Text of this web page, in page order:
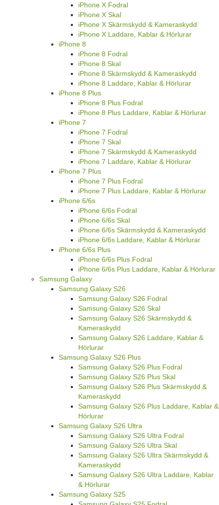
iPhone X Fodral
iPhone X Skal
iPhone X Skärmskydd & Kameraskydd
iPhone X Laddare, Kablar & Hörlurar
iPhone 8
iPhone 8 Fodral
iPhone 8 Skal
iPhone 8 Skärmskydd & Kameraskydd
iPhone 8 Laddare, Kablar & Hörlurar
iPhone 8 Plus
iPhone 8 Plus Fodral
iPhone 8 Plus Laddare, Kablar & Hörlurar
iPhone 7
iPhone 7 Fodral
iPhone 7 Skal
iPhone 7 Skärmskydd & Kameraskydd
iPhone 7 Laddare, Kablar & Hörlurar
iPhone 7 Plus
iPhone 7 Plus Fodral
iPhone 7 Plus Laddare, Kablar & Hörlurar
iPhone 6/6s
iPhone 6/6s Fodral
iPhone 6/6s Skal
iPhone 6/6s Skärmskydd & Kameraskydd
iPhone 6/6s Laddare, Kablar & Hörlurar
iPhone 6/6s Plus
iPhone 6/6s Plus Fodral
iPhone 6/6s Plus Laddare, Kablar & Hörlurar
Samsung Galaxy
Samsung Galaxy S26
Samsung Galaxy S26 Fodral
Samsung Galaxy S26 Skal
Samsung Galaxy S26 Skärmskydd &
Kameraskydd
Samsung Galaxy S26 Laddare, Kablar &
Hörlurar
Samsung Galaxy S26 Plus
Samsung Galaxy S26 Plus Fodral
Samsung Galaxy S26 Plus Skal
Samsung Galaxy S26 Plus Skärmskydd &
Kameraskydd
Samsung Galaxy S26 Plus Laddare, Kablar &
Hörlurar
Samsung Galaxy S26 Ultra
Samsung Galaxy S26 Ultra Fodral
Samsung Galaxy S26 Ultra Skal
Samsung Galaxy S26 Ultra Skärmskydd &
Kameraskydd
Samsung Galaxy S26 Ultra Laddare, Kablar
& Hörlurar
Samsung Galaxy S25